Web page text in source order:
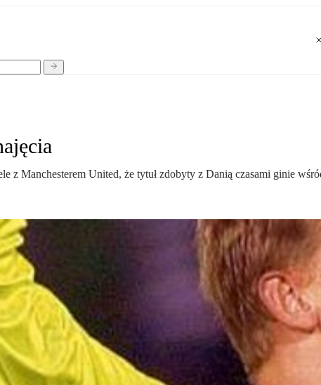
z Manchesterem United, że tytuł zdobyty z Danią czasami ginie